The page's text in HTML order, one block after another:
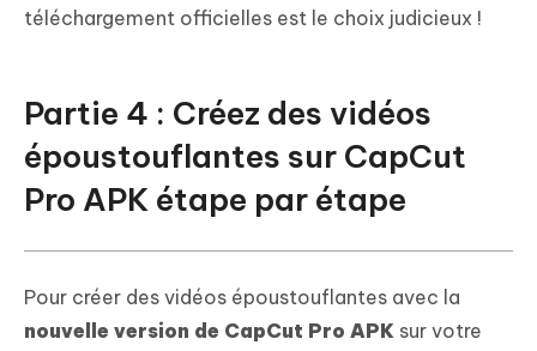
téléchargement officielles est le choix judicieux !
Partie 4 : Créez des vidéos
époustouflantes sur CapCut
Pro APK étape par étape
Pour créer des vidéos époustouflantes avec la
nouvelle version de CapCut Pro APK sur votre